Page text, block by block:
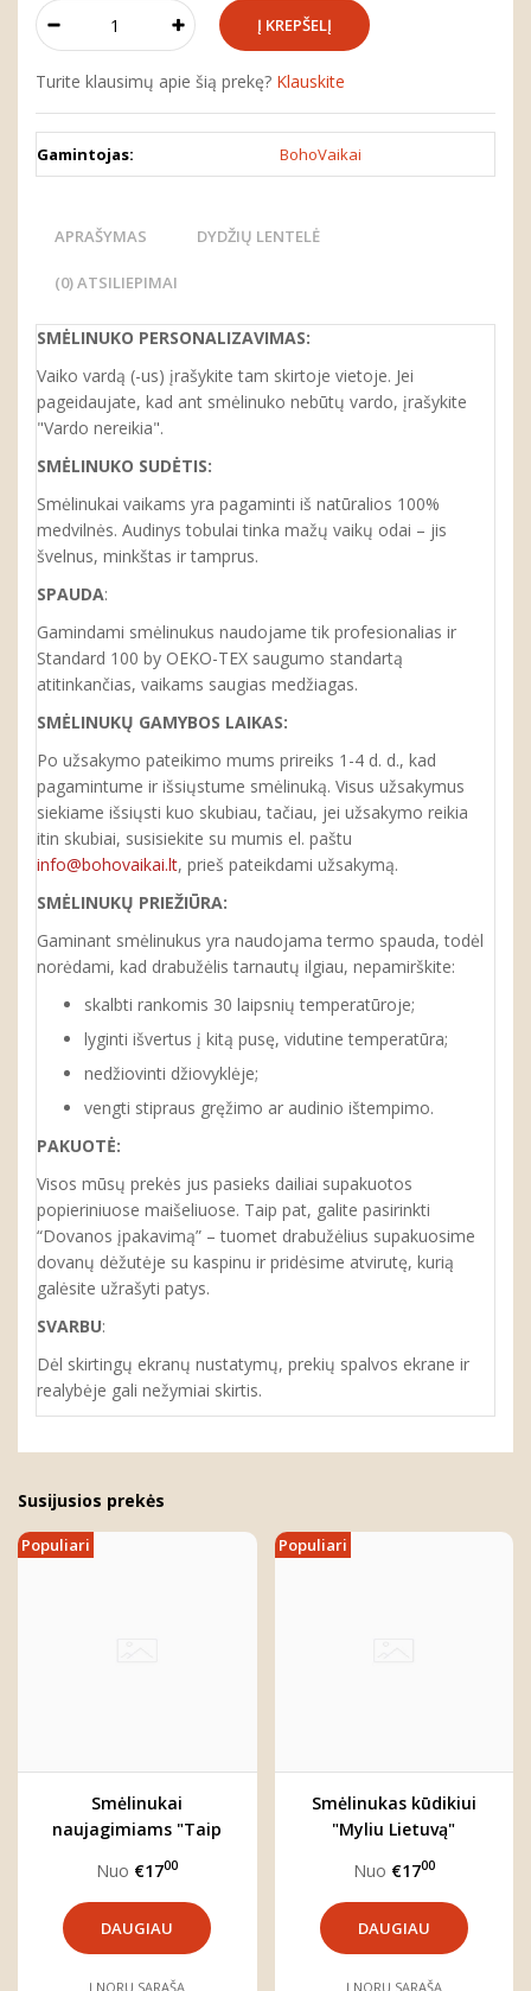
Turite klausimų apie šią prekę? Klauskite
Gamintojas: BohoVaikai
APRAŠYMAS DYDŽIŲ LENTELĖ
(0) ATSILIEPIMAI
SMĖLINUKO PERSONALIZAVIMAS:
Vaiko vardą (-us) įrašykite tam skirtoje vietoje. Jei
pageidaujate, kad ant smėlinuko nebūtų vardo, įrašykite
"Vardo nereikia".
SMĖLINUKO SUDĖTIS:
Smėlinukai vaikams yra pagaminti iš natūralios 100%
medvilnės. Audinys tobulai tinka mažų vaikų odai – jis
švelnus, minkštas ir tamprus.
SPAUDA:
Gamindami smėlinukus naudojame tik profesionalias ir
Standard 100 by OEKO-TEX saugumo standartą
atitinkančias, vaikams saugias medžiagas.
SMĖLINUKŲ GAMYBOS LAIKAS:
Po užsakymo pateikimo mums prireiks 1-4 d. d., kad
pagamintume ir išsiųstume smėlinuką. Visus užsakymus
siekiame išsiųsti kuo skubiau, tačiau, jei užsakymo reikia
itin skubiai, susisiekite su mumis el. paštu
info@bohovaikai.lt, prieš pateikdami užsakymą.
SMĖLINUKŲ PRIEŽIŪRA:
Gaminant smėlinukus yra naudojama termo spauda, todėl
norėdami, kad drabužėlis tarnautų ilgiau, nepamirškite:
skalbti rankomis 30 laipsnių temperatūroje;
lyginti išvertus į kitą pusę, vidutine temperatūra;
nedžiovinti džiovyklėje;
vengti stipraus gręžimo ar audinio ištempimo.
PAKUOTĖ:
Visos mūsų prekės jus pasieks dailiai supakuotos
popieriniuose maišeliuose. Taip pat, galite pasirinkti
“Dovanos įpakavimą” – tuomet drabužėlius supakuosime
dovanų dėžutėje su kaspinu ir pridėsime atvirutę, kurią
galėsite užrašyti patys.
SVARBU:
Dėl skirtingų ekranų nustatymų, prekių spalvos ekrane ir
realybėje gali nežymiai skirtis.
Susijusios prekės
Populiari
Smėlinukai
naujagimiams "Taip
Nuo €1700
DAUGIAU
Į NORŲ SĄRAŠĄ
Populiari
Smėlinukas kūdikiui
"Myliu Lietuvą"
Nuo €1700
DAUGIAU
Į NORŲ SĄRAŠĄ